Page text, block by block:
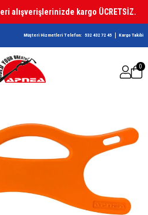
alışverişlerinizde kargo ÜCRETSİZ.
Müşteri Hizmetleri Telefon: 532 432 72 45 Kargo Takibi
0